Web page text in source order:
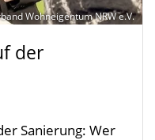
Wohneigentum NRW e.V.
der
Sanierung: Wer